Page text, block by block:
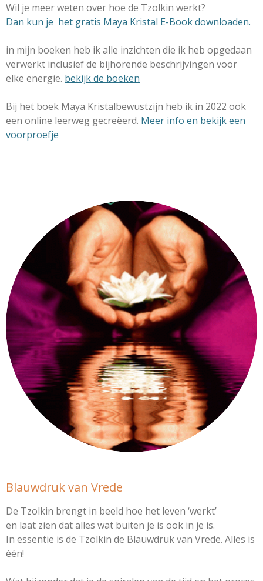
Wil je meer weten over hoe de Tzolkin werkt?
Dan kun je het gratis Maya Kristal E-Book downloaden.
in mijn boeken heb ik alle inzichten die ik heb opgedaan
verwerkt inclusief de bijhorende beschrijvingen voor
elke energie. bekijk de boeken
Bij het boek Maya Kristalbewustzijn heb ik in 2022 ook
een online leerweg gecreëerd. Meer info en bekijk een
voorproefje
Blauwdruk van Vrede
De Tzolkin brengt in beeld hoe het leven ‘werkt’
en laat zien dat alles wat buiten je is ook in je is.
In essentie is de Tzolkin de Blauwdruk van Vrede. Alles is
één!